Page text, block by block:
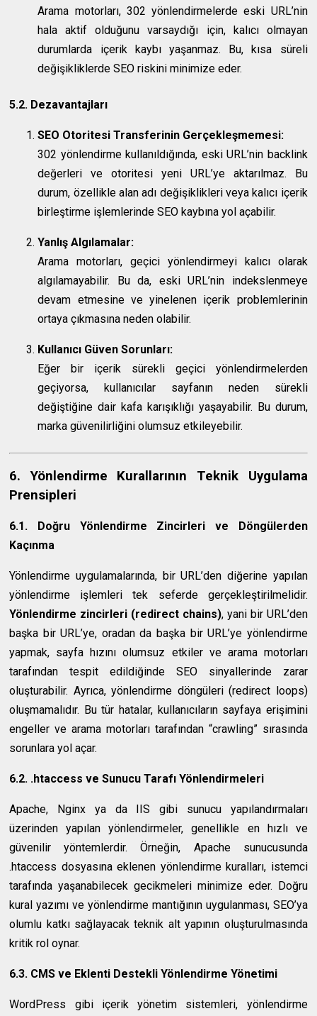
Arama motorları, 302 yönlendirmelerde eski URL’nin
hala aktif olduğunu varsaydığı için, kalıcı olmayan
durumlarda içerik kaybı yaşanmaz. Bu, kısa süreli
değişikliklerde SEO riskini minimize eder.
5.2. Dezavantajları
SEO Otoritesi Transferinin Gerçekleşmemesi:
302 yönlendirme kullanıldığında, eski URL’nin backlink
değerleri ve otoritesi yeni URL’ye aktarılmaz. Bu
durum, özellikle alan adı değişiklikleri veya kalıcı içerik
birleştirme işlemlerinde SEO kaybına yol açabilir.
Yanlış Algılamalar:
Arama motorları, geçici yönlendirmeyi kalıcı olarak
algılamayabilir. Bu da, eski URL’nin indekslenmeye
devam etmesine ve yinelenen içerik problemlerinin
ortaya çıkmasına neden olabilir.
Kullanıcı Güven Sorunları:
Eğer bir içerik sürekli geçici yönlendirmelerden
geçiyorsa, kullanıcılar sayfanın neden sürekli
değiştiğine dair kafa karışıklığı yaşayabilir. Bu durum,
marka güvenilirliğini olumsuz etkileyebilir.
6. Yönlendirme Kurallarının Teknik Uygulama
Prensipleri
6.1. Doğru Yönlendirme Zincirleri ve Döngülerden
Kaçınma
Yönlendirme uygulamalarında, bir URL’den diğerine yapılan
yönlendirme işlemleri tek seferde gerçekleştirilmelidir.
Yönlendirme zincirleri (redirect chains), yani bir URL’den
başka bir URL’ye, oradan da başka bir URL’ye yönlendirme
yapmak, sayfa hızını olumsuz etkiler ve arama motorları
tarafından tespit edildiğinde SEO sinyallerinde zarar
oluşturabilir. Ayrıca, yönlendirme döngüleri (redirect loops)
oluşmamalıdır. Bu tür hatalar, kullanıcıların sayfaya erişimini
engeller ve arama motorları tarafından “crawling” sırasında
sorunlara yol açar.
6.2. .htaccess ve Sunucu Tarafı Yönlendirmeleri
Apache, Nginx ya da IIS gibi sunucu yapılandırmaları
üzerinden yapılan yönlendirmeler, genellikle en hızlı ve
güvenilir yöntemlerdir. Örneğin, Apache sunucusunda
.htaccess dosyasına eklenen yönlendirme kuralları, istemci
tarafında yaşanabilecek gecikmeleri minimize eder. Doğru
kural yazımı ve yönlendirme mantığının uygulanması, SEO’ya
olumlu katkı sağlayacak teknik alt yapının oluşturulmasında
kritik rol oynar.
6.3. CMS ve Eklenti Destekli Yönlendirme Yönetimi
WordPress gibi içerik yönetim sistemleri, yönlendirme